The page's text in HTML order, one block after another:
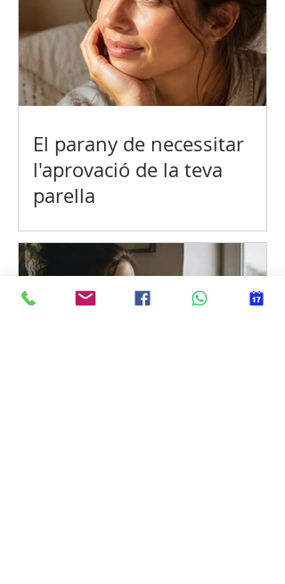
El parany de necessitar
l'aprovació de la teva
parella